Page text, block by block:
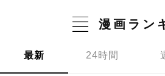
漫画ラン
最新 24時間